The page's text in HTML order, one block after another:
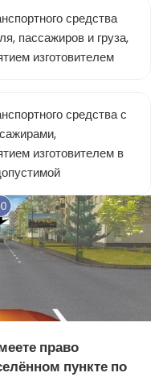
средства
пассажиров и груза,
изготовителем
средства с
изготовителем в
право
пункте по